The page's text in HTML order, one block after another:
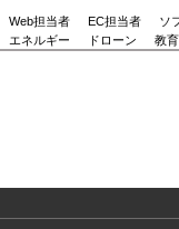
Web担当者 EC担当者
ソ
エネルギー
ドローン 教